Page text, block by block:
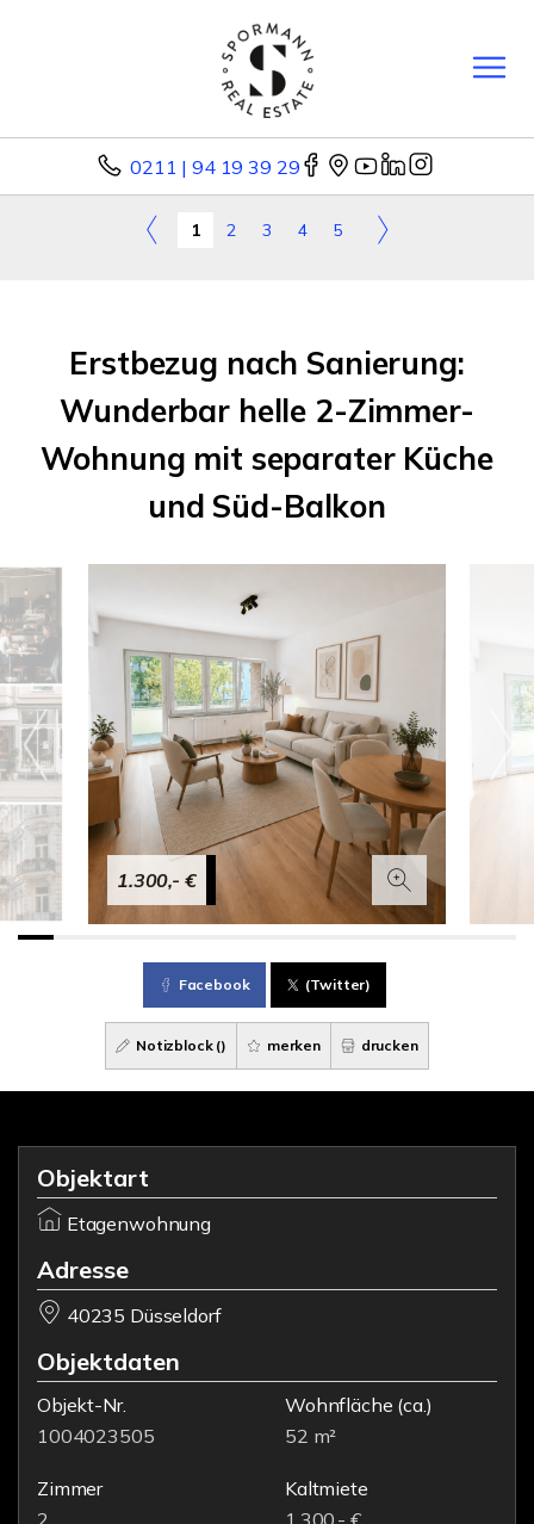
0211 | 94 19 39 29
1 2 3 4 5
Erstbezug nach Sanierung:
Wunderbar helle 2-Zimmer-
Wohnung mit separater Küche
und Süd-Balkon
1.300,- €
Facebook (Twitter)
Notizblock () merken drucken
Objektart
Etagenwohnung
Adresse
40235 Düsseldorf
Objektdaten
Objekt-Nr.
1004023505
Wohnfläche (ca.)
52 m²
Zimmer
2
Kaltmiete
1.300,- €